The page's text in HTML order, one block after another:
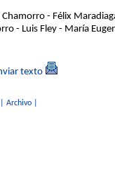
- Félix
- Luis Fley - María
texto
Archivo|